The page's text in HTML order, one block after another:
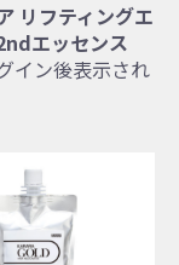
リフティングエ
エッセンス
イン後表示され